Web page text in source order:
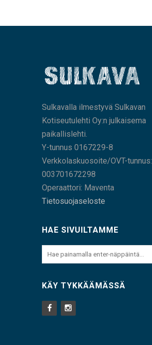
Sulkavalla ilmestyvä Sulkavan
Kotiseutulehti Oy:n julkaisema
paikallislehti.
Y-tunnus 0167229-8
Verkkolaskuosoite/OVT-tunnus:
003701672298
Operaattori: Maventa
Tietosuojaseloste
HAE SIVUILTAMME
KÄY TYKKÄÄMÄSSÄ